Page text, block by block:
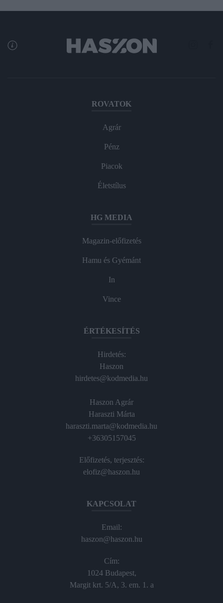
ROVATOK
Agrár
Pénz
Piacok
Életstílus
HG MEDIA
Magazin-előfizetés
Hamu és Gyémánt
In
Vince
ÉRTÉKESÍTÉS
Hirdetés:
Haszon
hirdetes@kodmedia.hu
Haszon Agrár
Haraszti Márta
haraszti.marta@kodmedia.hu
+36305157045
Előfizetés, terjesztés:
elofiz@haszon.hu
KAPCSOLAT
Email:
haszon@haszon.hu
Cím:
1024 Budapest,
Margit krt. 5/A, 3. em. 1. a